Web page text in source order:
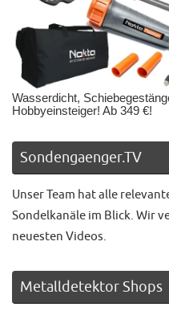
Wasserdicht,
Hobbyeinsteiger! Ab 349 €!
Sondengaenger.TV
Unser Team hat alle
Sondelkanäle im Blick. Wir
neuesten Videos.
Metalldetektor Shops